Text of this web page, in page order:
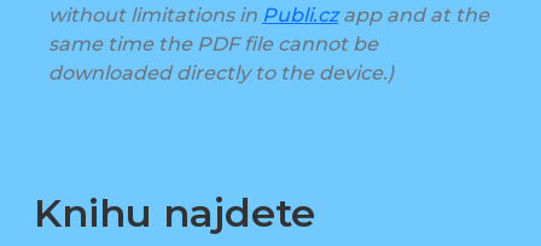
without limitations in Publi.czapp and at the
same time the PDF file cannot be
downloaded directly to the device.)
Knihu najdete